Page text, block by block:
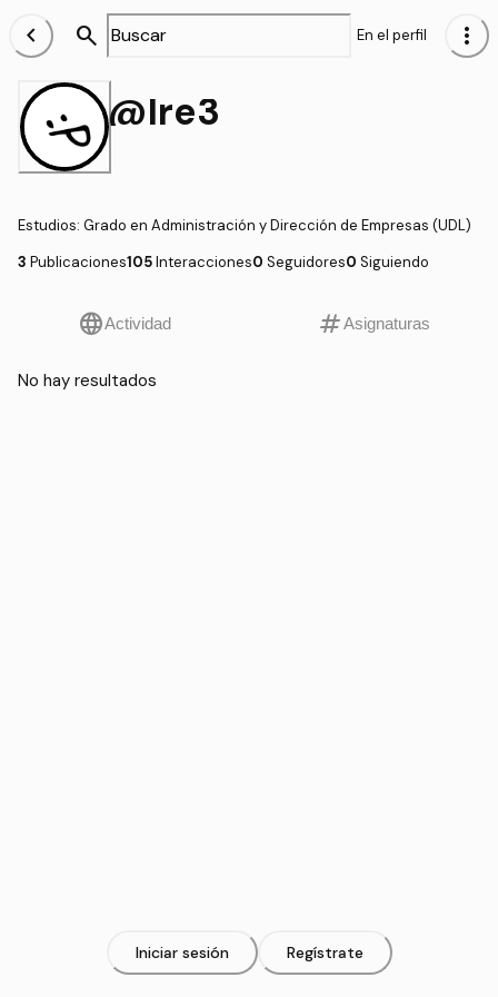
chevron_left search En el perfil more_vert
@lre3_
Estudios: Grado en Administración y Dirección de Empresas (UDL)
3 Publicaciones105Interacciones0 Seguidores0 Siguiendo
languageActividad tagAsignaturas
No hay resultados
Iniciar sesión Regístrate